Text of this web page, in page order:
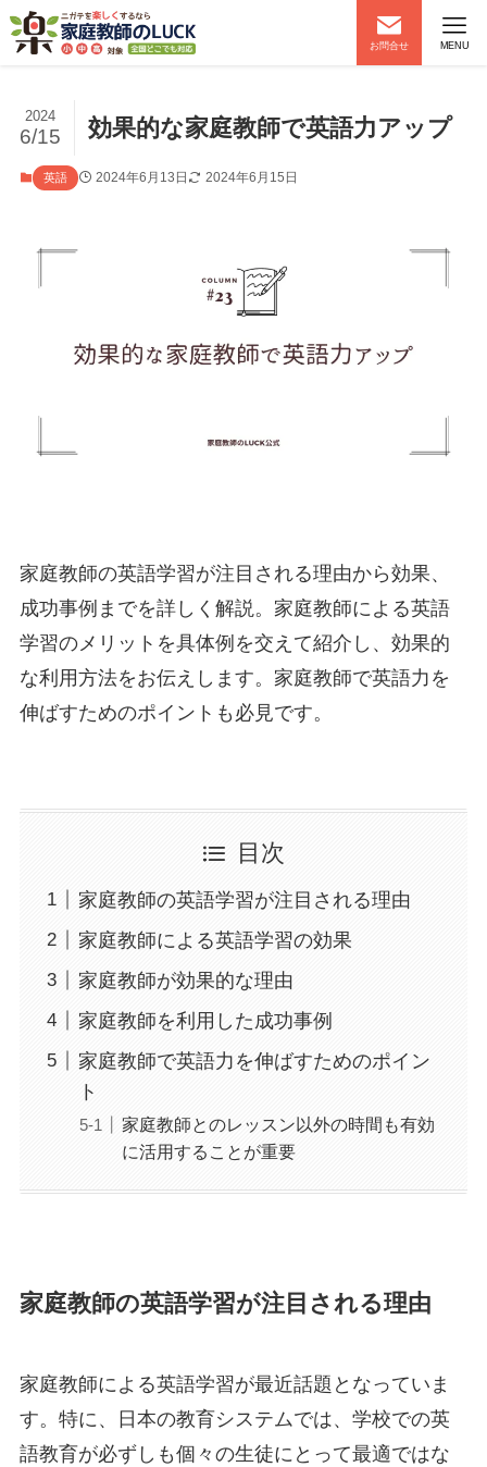
お問合せ MENU
効果的な家庭教師で英語力アップ
2024
6/15
英語 2024年6月13日 2024年6月15日
家庭教師の英語学習が注目される理由から効果、
成功事例までを詳しく解説。家庭教師による英語
学習のメリットを具体例を交えて紹介し、効果的
な利用方法をお伝えします。家庭教師で英語力を
伸ばすためのポイントも必見です。
目次
家庭教師の英語学習が注目される理由
家庭教師による英語学習の効果
家庭教師が効果的な理由
家庭教師を利用した成功事例
家庭教師で英語力を伸ばすためのポイン
ト
家庭教師とのレッスン以外の時間も有効
に活用することが重要
家庭教師の英語学習が注目される理由
家庭教師による英語学習が最近話題となっていま
す。特に、日本の教育システムでは、学校での英
語教育が必ずしも個々の生徒にとって最適ではな